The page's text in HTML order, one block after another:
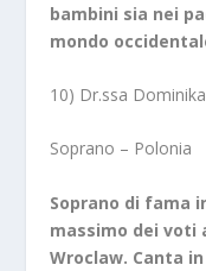
bambini sia nei
mondo
10) Dr.ssa
Soprano – Polonia
Soprano di fama
massimo dei voti
Wroclaw. Canta